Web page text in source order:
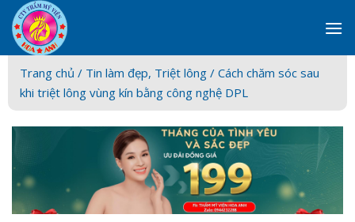
Skip
to
content
Trang chủ / Tin làm đẹp, Triệt lông/ Cách chăm sóc sau
khi triệt lông vùng kín bằng công nghệ DPL